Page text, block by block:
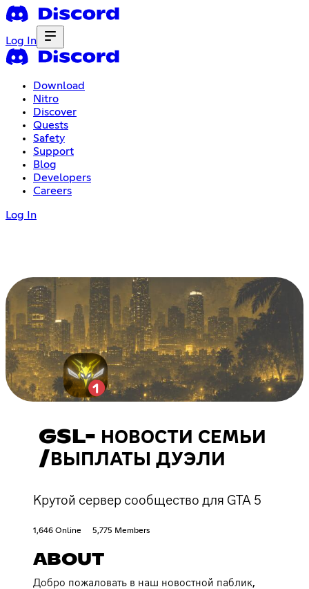
Log In
Download
Nitro
Discover
Quests
Safety
Support
Blog
Developers
Careers
Log In
GSL- НОВОСТИ СЕМЬИ
/ВЫПЛАТЫ ДУЭЛИ
Крутой сервер сообщество для GTA 5
1,646 Online 5,775 Members
ABOUT
Добро пожаловать в наш новостной паблик,